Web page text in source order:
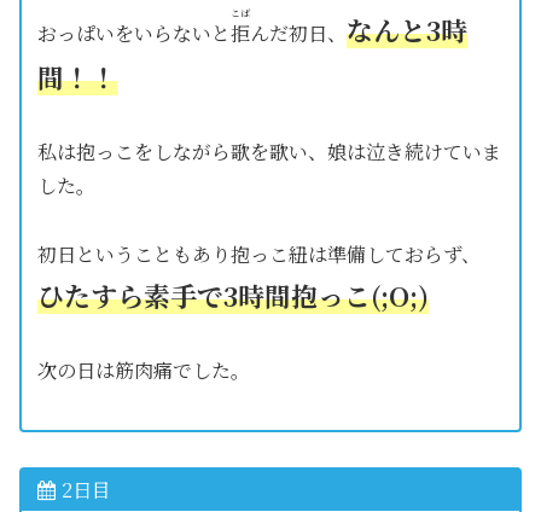
おっぱいをいらないと拒
こば
んだ初日、 なんと3時
間！！
私は抱っこをしながら歌を歌い、娘は泣き続けていま
した。
初日ということもあり抱っこ紐は準備しておらず、
ひたすら素手で3時間抱っこ(;O;)
次の日は筋肉痛でした。
2日目